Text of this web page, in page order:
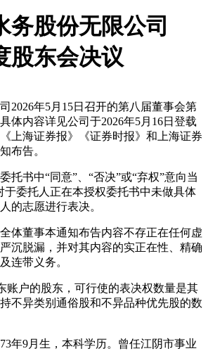
务股份无限公司
股东会决议
年5月15日召开的第八届董事会第
体内容详见公司于2026年5月16日登载
上海证券报》《证券时报》和上海证券
布告。
书中“同意”、“否决”或“弃权”意向当
于委托人正在本授权委托书中未做具体
的志愿进行表决。
董事本通知布告内容不存正在任何虚
沉脱漏，并对其内容的实正在性、精确
连带义务。
户的股东，可行使的表决权数量是其
不异类别通俗股和不异品种优先股的数
9月生，本科学历。曾任江阴市事业